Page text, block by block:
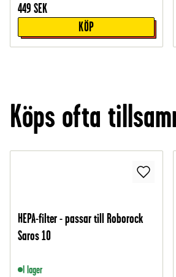
449 SEK
KÖP
Köps ofta
HEPA-filter - passar till Roborock
Saros 10
I lager